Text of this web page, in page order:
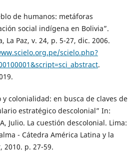
de humanos: metáforas
social indígena en Bolivia”.
La Paz, v. 24, p. 5-27, dic. 2006.
scielo.php?
.
y colonialidad: en busca de claves de
estratégico descolonial” In:
Julio. La cuestión descolonial. Lima:
- Cátedra América Latina y la
p. 27-59.